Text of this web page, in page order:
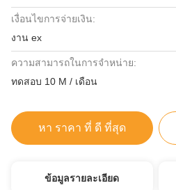
เงื่อนไขการจ่ายเงิน:
งาน ex
ความสามารถในการจําหน่าย:
ทดสอบ 10 M / เดือน
หา ราคา ที่ ดี ที่สุด
ข้อมูลรายละเอียด